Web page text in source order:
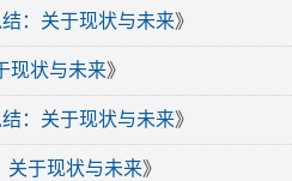
：关于现状与未来》
现状与未来》
：关于现状与未来》
关于现状与未来》